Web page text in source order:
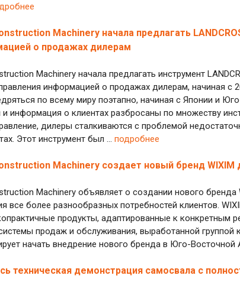
Machinery начала предлагать
о продажах дилерам
Machinery начала предлагать инструмент
информацией о продажах дилерам, начиная с
по всему миру поэтапно, начиная с Японии и
информация о клиентах разбросаны по множеству
дилеры сталкиваются с проблемой
Этот инструмент был ... подробнее
Machinery создает новый бренд
Machinery объявляет о создании нового
все более разнообразных потребностей клиентов.
продукты, адаптированные к конкретным
продаж и обслуживания, выработанной группой
начать внедрение нового бренда в Юго-Восточной
техническая демонстрация самосвала с